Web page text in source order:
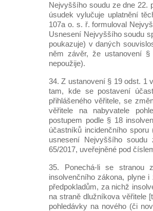
Nejvyššího soudu ze dne 22.
úsudek vylučuje uplatnění
107a o. s. ř. formuloval
Usnesení Nejvyššího soudu
poukazuje) v daných
něm závěr, že ustanovení
nepoužije).
34. Z ustanovení § 19 odst. 1
tam, kde se postavení
přihlášeného věřitele, se
věřitele na nabyvatele
postupem podle § 18
účastníků incidenčního
usnesení Nejvyššího
65/2017, uveřejněné pod
35. Ponechá-li se stranou
insolvenčního zákona, plyne
předpokladům, za nichž
na straně dlužníkova věřitele
pohledávky na nového (či